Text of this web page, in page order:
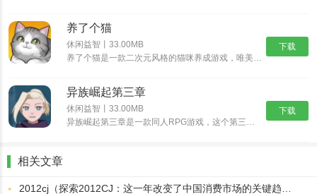
下载
养了个猫
休闲益智丨33.00MB
养了个猫是一款二次元风格的猫咪养成游戏，唯美治愈系的二次元画风，搭配随性自由的萌宠养成玩法，与各种各样的可爱猫咪欢乐互动，解锁各种精彩的玩法内容，畅享舒爽无比的云养猫体验。养了个猫怎么买房子1、首......
下载
异族崛起第三章
休闲益智丨33.00MB
异族崛起第三章是一款同人RPG游戏，这个第三章新增更多忍术可以选择，我们可以看到角色也多了一些，异族崛起第三章可以在熟悉的地图自由的探索了，挑战副本获取奖励，后续的话还可以和NPC互动，所以异族崛......
相关文章